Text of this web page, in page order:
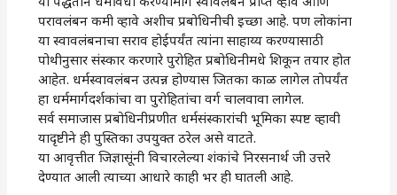
परावलंबन कमी व्हावे अशीच प्रबोधिनीची इच्छा आहे. पण लोकांना
या स्वावलंबनाचा सराव होईपर्यंत त्यांना साहाय्य करण्यासाठी
पोथीनुसार संस्कार करणारे पुरोहित प्रबोधिनीमधे शिकून तयार होत
आहेत. धर्मस्वावलंबन उत्पन्न होण्यास जितका काळ लागेल तोपर्यंत
हा धर्ममार्गदर्शकांचा वा पुरोहितांचा वर्ग चालवावा लागेल.
सर्व समाजास प्रबोधिनीप्रणीत धर्मसंस्कारांची भूमिका स्पष्ट व्हावी
यादृष्टीने ही पुस्तिका उपयुक्त ठरेल असे वाटते.
या आवृत्तीत जिज्ञासूंनी विचारलेल्या शंकांचे निरसनार्थ जी उत्तरे
देण्यात आली त्याच्या आधारे काही भर ही घातली आहे.